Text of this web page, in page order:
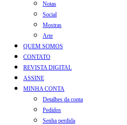
Notas
Social
Mostras
Arte
QUEM SOMOS
CONTATO
REVISTA DIGITAL
ASSINE
MINHA CONTA
Detalhes da conta
Pedidos
Senha perdida